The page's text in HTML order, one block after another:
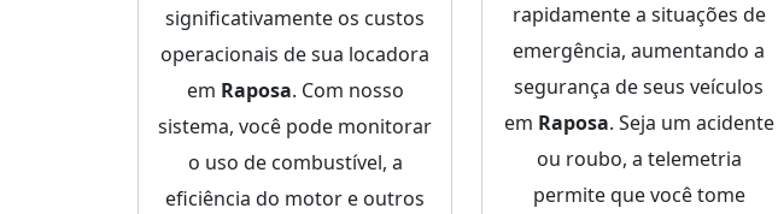
significativamente os custos
operacionais de sua locadora
em Raposa. Com nosso
sistema, você pode monitorar
o uso de combustível, a
eficiência do motor e outros
rapidamente a situações de
emergência, aumentando a
segurança de seus veículos
em Raposa. Seja um acidente
ou roubo, a telemetria
permite que você tome